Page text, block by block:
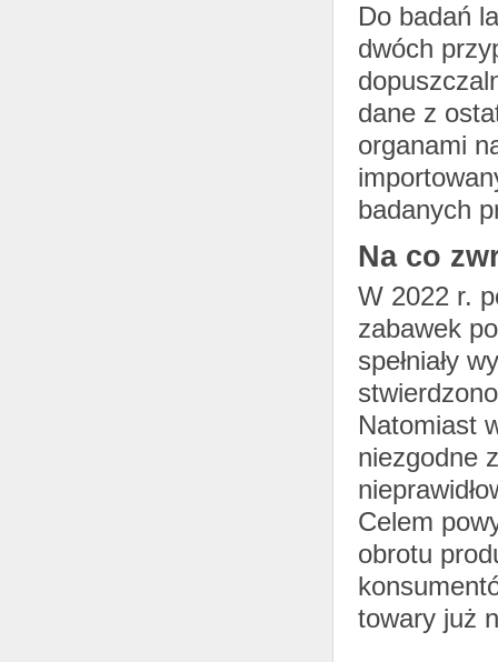
Do badań
dwóch
dane z
organami
badanych
Na co
W 2022 r.
zabawek
spełniały
Natomiast
niezgodne
Celem
obrotu
towary już